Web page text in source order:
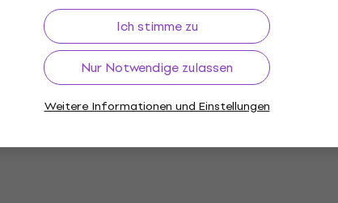
Ich stimme zu
Nur Notwendige zulassen
Weitere Informationen und Einstellungen